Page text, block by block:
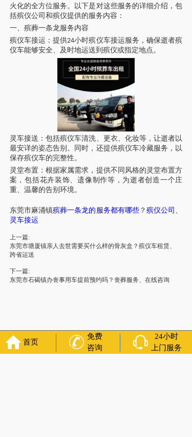
火化的全方位服务。以下是对这些服务的详细介绍，包
括殡仪公司和殡仪提供的服务内容：
一、殡葬一条龙服务内容
殡仪车接运：提供24小时殡仪车接运服务，确保逝者殡
仪车能够安全、及时地运送到殡仪或指定地点。
灵车接送 ：包括殡仪车清洗、更衣、化妆等，让逝者以
最安详的姿态告别。同时，还提供殡仪车冷藏服务，以
保存殡仪车的完整性。
灵堂布置：根据家属需求，提供不同风格的灵堂布置方
案，包括花卉装饰、遗像制作等，为逝者创造一个庄
重、温馨的告别环境。
东莞市麻涌镇殡葬一条龙的服务都有哪些？殡仪公司
灵车接运
上一篇:
东莞市塘厦镇亲人去世需要买什么样的骨灰盒？殡仪车租赁、
跨省运送
下一篇:
东莞市石碣镇办丧事用车提前预约吗？丧葬服务、在线咨询
首页
免费
咨询
24小时
上门服务